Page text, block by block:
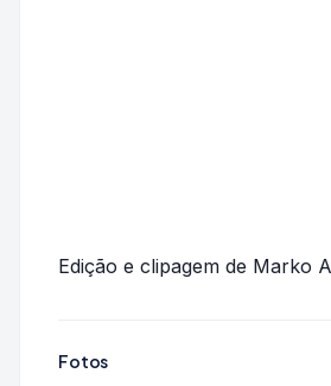
Edição e clipagem de Marko
Fotos